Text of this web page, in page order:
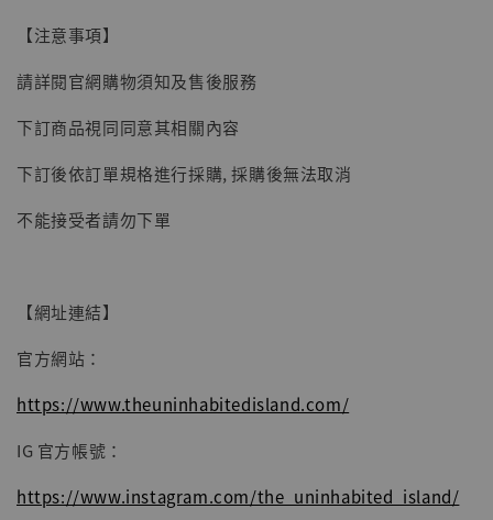
【現貨】BJSTUDIO 1/6系列可動蒐藏人偶 讓
NT$ 4,980
NT$ 5,300
【注意事項】
請詳閱官網購物須知及售後服務
下訂商品視同同意其相關內容
下訂後依訂單規格進行採購, 採購後無法取消
不能接受者請勿下單
【網址連結】
官方網站：
https://www.theuninhabitedisland.com/
IG 官方帳號：
https://www.instagram.com/the_uninhabited_island/